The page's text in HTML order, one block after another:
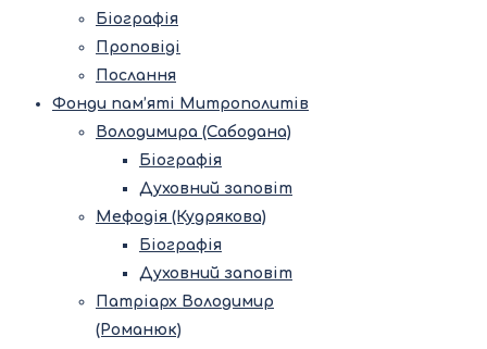
Біографія
Проповіді
Послання
Фонди пам’яті Митрополитів
Володимира (Сабодана)
Біографія
Духовний заповіт
Мефодія (Кудрякова)
Біографія
Духовний заповіт
Патріарх Володимир
(Романюк)